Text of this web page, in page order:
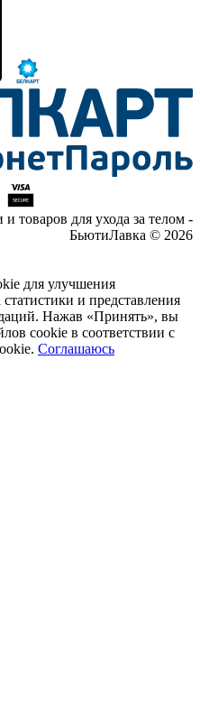
товаров для ухода за телом -
БьютиЛавка © 2026
для улучшения
и представления
Нажав «Принять», вы
cookie в соответствии с
Соглашаюсь